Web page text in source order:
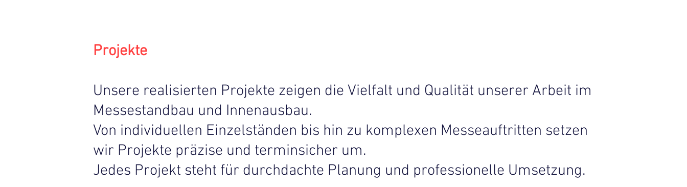
Projekte
Unsere realisierten Projekte zeigen die Vielfalt und Qualität unserer Arbeit im
Messestandbau und Innenausbau.
Von individuellen Einzelständen bis hin zu komplexen Messeauftritten setzen
wir Projekte präzise und terminsicher um.
Jedes Projekt steht für durchdachte Planung und professionelle Umsetzung.